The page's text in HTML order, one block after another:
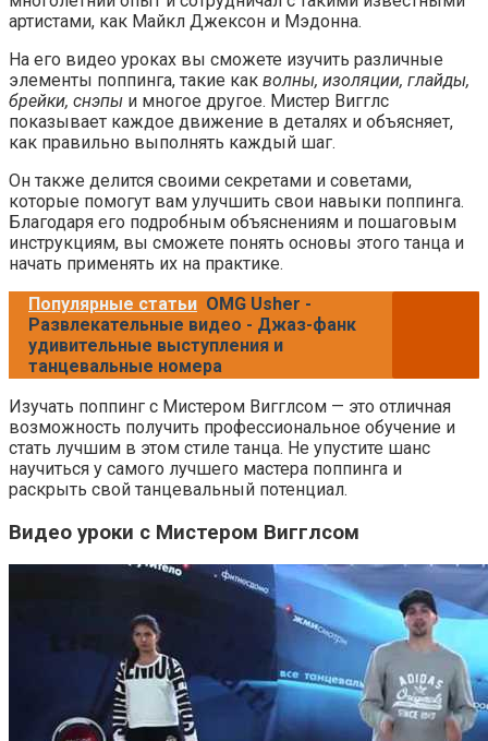
артистами, как Майкл Джексон и Мэдонна.
На его видео уроках вы сможете изучить различные
элементы поппинга, такие как волны, изоляции, глайды,
брейки, снэпы и многое другое. Мистер Вигглс
показывает каждое движение в деталях и объясняет,
как правильно выполнять каждый шаг.
Он также делится своими секретами и советами,
которые помогут вам улучшить свои навыки поппинга.
Благодаря его подробным объяснениям и пошаговым
инструкциям, вы сможете понять основы этого танца и
начать применять их на практике.
Популярные статьи OMG Usher -
Развлекательные видео - Джаз-фанк
удивительные выступления и
танцевальные номера
Изучать поппинг с Мистером Вигглсом — это отличная
возможность получить профессиональное обучение и
стать лучшим в этом стиле танца. Не упустите шанс
научиться у самого лучшего мастера поппинга и
раскрыть свой танцевальный потенциал.
Видео уроки с Мистером Вигглсом